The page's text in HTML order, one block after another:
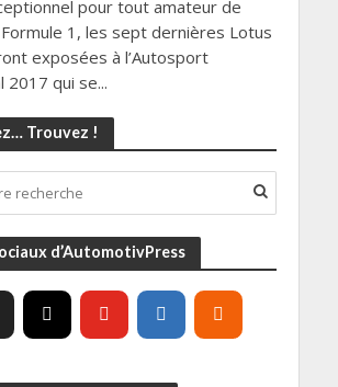
pour tout amateur de
1, les sept dernières Lotus
exposées à l’Autosport
2017 qui se...
Trouvez !
d’AutomotivPress